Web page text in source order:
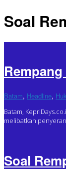
Soal
Batam, Headline,
Batam,
melibatkan
Soal